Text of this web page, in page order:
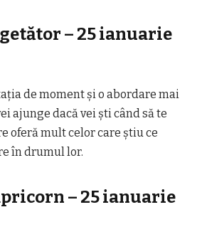
– 25 ianuarie
de moment și o abordare mai
ajunge dacă vei ști când să te
oferă mult celor care știu ce
în drumul lor.
– 25 ianuarie